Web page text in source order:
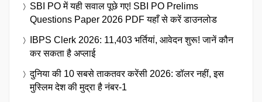
SBI PO में यही सवाल पूछे गए! SBI PO Prelims
Questions Paper 2026 PDF यहाँ से करें डाउनलोड
IBPS Clerk 2026: 11,403 भर्तियां, आवेदन शुरू! जानें कौन
कर सकता है अप्लाई
दुनिया की 10 सबसे ताकतवर करेंसी 2026: डॉलर नहीं, इस
मुस्लिम देश की मुद्रा है नंबर-1